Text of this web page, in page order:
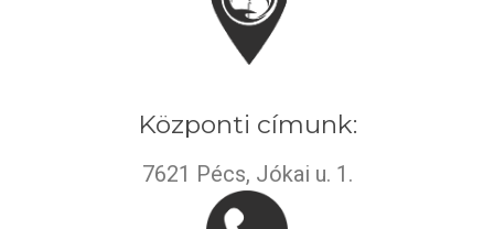
Központi címunk:
7621 Pécs, Jókai u. 1.